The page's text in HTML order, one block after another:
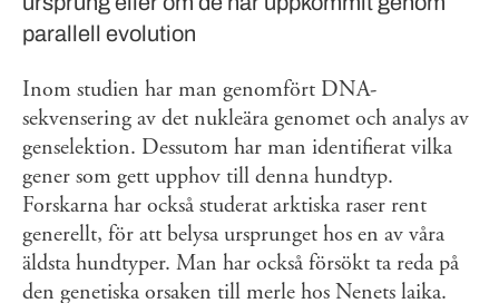
parallell evolution
Inom studien har man genomfört DNA-
sekvensering av det nukleära genomet och analys av
genselektion. Dessutom har man identifierat vilka
gener som gett upphov till denna hundtyp.
Forskarna har också studerat arktiska raser rent
generellt, för att belysa ursprunget hos en av våra
äldsta hundtyper. Man har också försökt ta reda på
den genetiska orsaken till merle hos Nenets laika.